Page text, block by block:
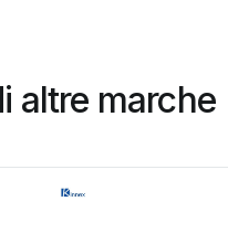
altre marche